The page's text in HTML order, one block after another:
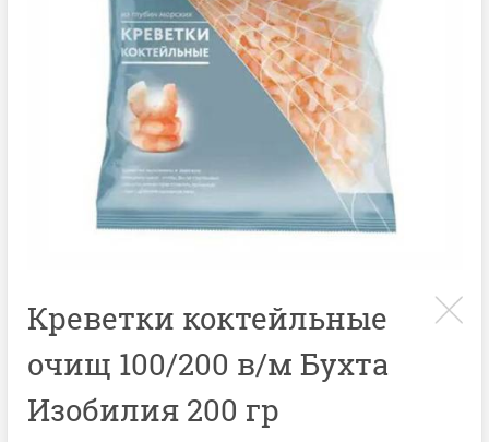
Креветки коктейльные
очищ 100/200 в/м Бухта
Изобилия 200 гр